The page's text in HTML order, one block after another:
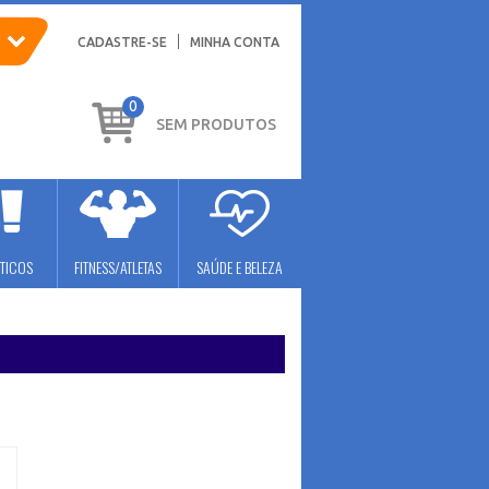
CADASTRE-SE MINHA CONTA
0
SEM PRODUTOS
FITNESS/ATLETAS SAÚDE E BELEZA